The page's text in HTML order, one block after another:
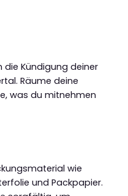
Kündigung deiner
Räume deine
was du mitnehmen
wie
und Packpapier.